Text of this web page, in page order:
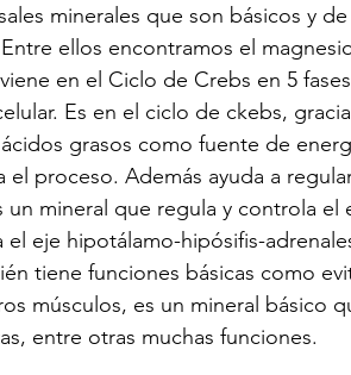
minerales que son básicos y
ellos encontramos el
en el Ciclo de Crebs en 5
Es en el ciclo de ckebs,
grasos como fuente de
el proceso. Además ayuda a
mineral que regula y controla el
eje hipotálamo-hipósifis-
tiene funciones básicas como
músculos, es un mineral básico
entre otras muchas funciones.